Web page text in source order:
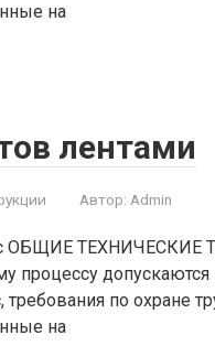
на
лентами
Автор: Admin
ОБЩИЕ ТЕХНИЧЕСКИЕ
процессу
требования по охране
на